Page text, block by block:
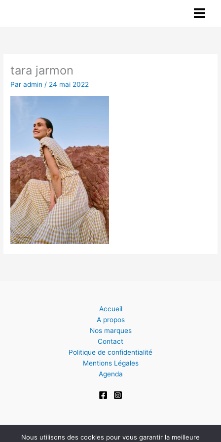
tara jarmon
Paradmin / 24 mai 2022
Accueil
A propos
Nos marques
Contact
Politique de confidentialité
Mentions Légales
Agenda
Nous utilisons des cookies pour vous garantir la meilleure